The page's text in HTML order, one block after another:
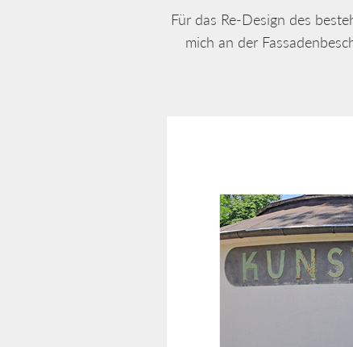
Für das Re-Design des
mich an der